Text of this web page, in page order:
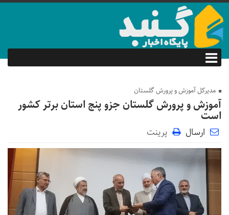
مدیرکل آموزش و پرورش گلستان
آموزش و پرورش گلستان جزو پنج استان برتر کشور
است
ارسال پرینت